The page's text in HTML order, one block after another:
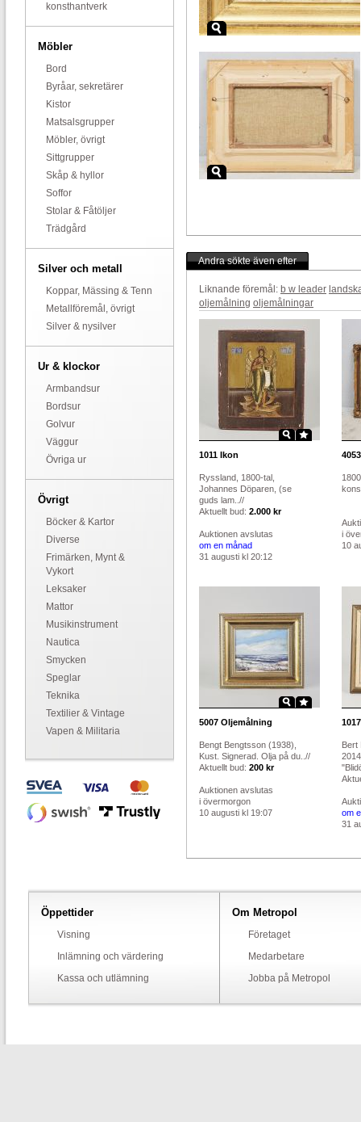
konsthantverk
Möbler
Bord
Byråar, sekretärer
Kistor
Matsalsgrupper
Möbler, övrigt
Sittgrupper
Skåp & hyllor
Soffor
Stolar & Fåtöljer
Trädgård
Silver och metall
Koppar, Mässing & Tenn
Metallföremål, övrigt
Silver & nysilver
Ur & klockor
Armbandsur
Bordsur
Golvur
Väggur
Övriga ur
Övrigt
Böcker & Kartor
Diverse
Frimärken, Mynt &
Vykort
Leksaker
Mattor
Musikinstrument
Nautica
Smycken
Speglar
Teknika
Textilier & Vintage
Vapen & Militaria
Andra sökte även efter
Liknande föremål: b w leader
oljemålning oljemålningar
1011 Ikon
Ryssland, 1800-tal,
Johannes Döparen, (se
guds lam..//
Aktuellt bud: 2.000 kr
Auktionen avslutas
om en månad
31 augusti kl 20:12
4053
i
10
5007 Oljemålning
Bengt Bengtsson (1938),
Kust. Signerad. Olja på du..//
Aktuellt bud: 200 kr
Auktionen avslutas
i övermorgon
10 augusti kl 19:07
1017
Bert
om
31
Öppettider
Visning
Inlämning och värdering
Kassa och utlämning
Om Metropol
Företaget
Medarbetare
Jobba på Metropol